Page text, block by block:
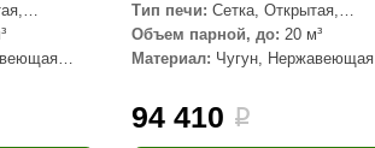
LANG’s
Rohol
Тип печи: Сетка, Открытая,
Закрытая, С паровой пушкой
Объем парной, до: 20 м³
Материал: Чугун, Нержавеющая
94 410 i